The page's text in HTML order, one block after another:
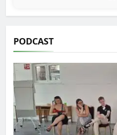
PODCAST